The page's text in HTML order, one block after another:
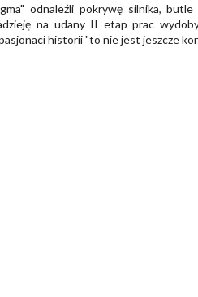
odnaleźli pokrywę silnika,
na udany II etap prac
historii "to nie jest jeszcze